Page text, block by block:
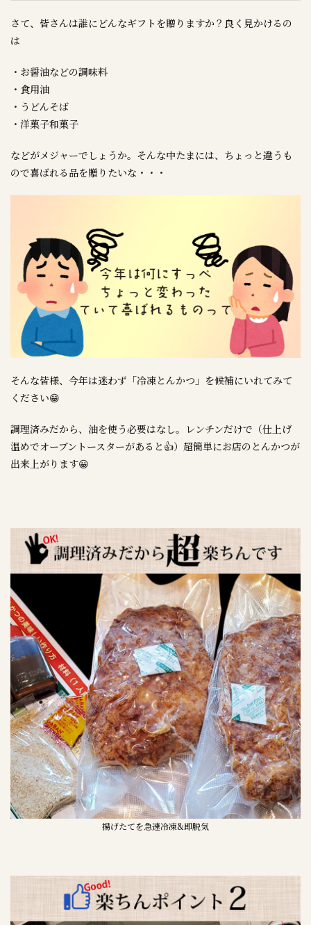
さて、皆さんは誰にどんなギフトを贈りますか？良く見かけるの
は
・お醤油などの調味料
・食用油
・うどんそば
・洋菓子和菓子
などがメジャーでしょうか。そんな中たまには、ちょっと違うも
ので喜ばれる品を贈りたいな・・・
そんな皆様、今年は迷わず「冷凍とんかつ」を候補にいれてみて
ください😁
調理済みだから、油を使う必要はなし。レンチンだけで（仕上げ
温めでオーブントースターがあると👍）超簡単にお店のとんかつが
出来上がります😀
揚げたてを急速冷凍&即脱気